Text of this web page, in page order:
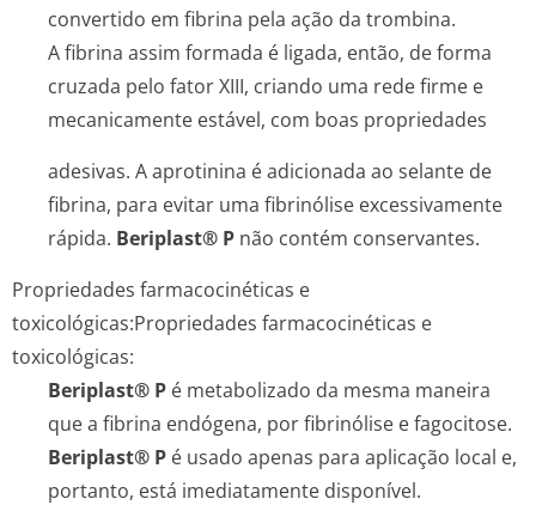
convertido em fibrina pela ação da trombina.
A fibrina assim formada é ligada, então, de forma
cruzada pelo fator XIII, criando uma rede firme e
mecanicamente estável, com boas propriedades
adesivas. A aprotinina é adicionada ao selante de
fibrina, para evitar uma fibrinólise excessivamente
rápida. Beriplast® P não contém conservantes.
Propriedades farmacocinéticas e
toxicológicas:Propriedades farmacocinéticas e
toxicológicas:
Beriplast® P é metabolizado da mesma maneira
que a fibrina endógena, por fibrinólise e fagocitose.
Beriplast® P é usado apenas para aplicação local e,
portanto, está imediatamente disponível.